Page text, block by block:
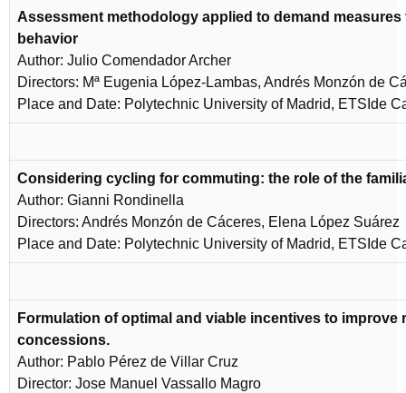
Assessment methodology applied to demand
behavior
Author: Julio Comendador Archer
Directors: Mª Eugenia López-Lambas, Andrés Monzón de
Place and Date: Polytechnic University of Madrid, ETSIde
Considering cycling for commuting: the role of the
Author: Gianni Rondinella
Directors: Andrés Monzón de Cáceres, Elena López Suárez
Place and Date: Polytechnic University of Madrid, ETSIde
Formulation of optimal and viable incentives to improve
concessions.
Author: Pablo Pérez de Villar Cruz
Director: Jose Manuel Vassallo Magro